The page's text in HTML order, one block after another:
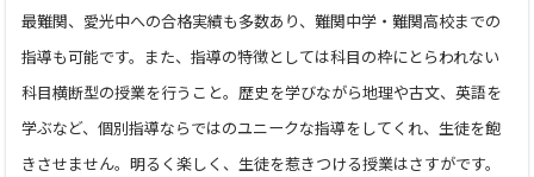
ます。（医学・歯学部受験をお考えの生徒さんは特
に。。。）
会社や公務員試験の面接を見据えると非常に重要なことな
ると思っています。
最難関、愛光中への合格実績も多数あり、難関中学・難関高校までの
指導も可能です。また、指導の特徴としては科目の枠にとらわれない
科目横断型の授業を行うこと。歴史を学びながら地理や古文、英語を
学ぶなど、個別指導ならではのユニークな指導をしてくれ、生徒を飽
きさせません。明るく楽しく、生徒を惹きつける授業はさすがです。